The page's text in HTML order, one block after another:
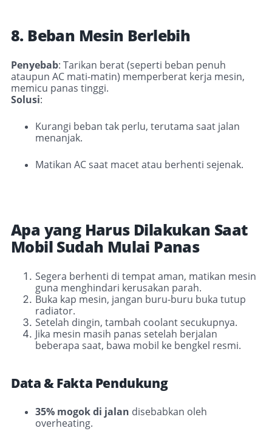
8. Beban Mesin Berlebih
Penyebab: Tarikan berat (seperti beban penuh
ataupun AC mati-matin) memperberat kerja mesin,
memicu panas tinggi.
Solusi:
Kurangi beban tak perlu, terutama saat jalan
menanjak.
Matikan AC saat macet atau berhenti sejenak.
Apa yang Harus Dilakukan Saat
Mobil Sudah Mulai Panas
Segera berhenti di tempat aman, matikan mesin
guna menghindari kerusakan parah.
Buka kap mesin, jangan buru-buru buka tutup
radiator.
Setelah dingin, tambah coolant secukupnya.
Jika mesin masih panas setelah berjalan
beberapa saat, bawa mobil ke bengkel resmi.
Data & Fakta Pendukung
35% mogok di jalan disebabkan oleh
overheating.